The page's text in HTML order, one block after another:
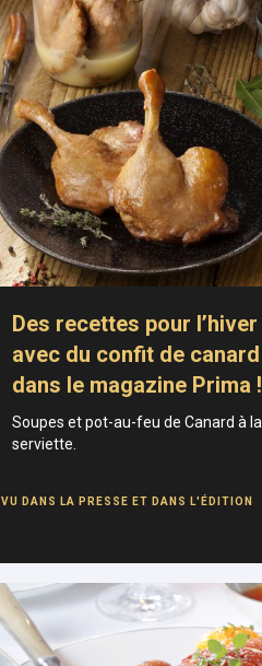
Des recettes pour l’hiver
avec du confit de canard
dans le magazine Prima !
Soupes et pot-au-feu de Canard à la
serviette.
VU DANS LA PRESSE ET DANS L'ÉDITION